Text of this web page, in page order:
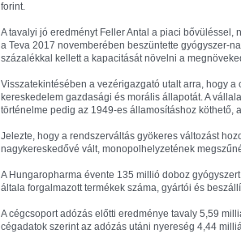
forint.
A tavalyi jó eredményt Feller Antal a piaci bővüléssel,
a Teva 2017 novemberében beszüntette gyógyszer-
százalékkal kellett a kapacitását növelni a
Visszatekintésében a vezérigazgató utalt arra, hogy
kereskedelem gazdasági és morális állapotát. A
történelme pedig az 1949-es államosításhoz köthető,
Jelezte, hogy a rendszerváltás gyökeres változást
nagykereskedővé vált, monopolhelyzetének
A Hungaropharma évente 135 millió doboz
általa forgalmazott termékek száma, gyártói és
A cégcsoport adózás előtti eredménye tavaly 5,59
cégadatok szerint az adózás utáni nyereség 4,44